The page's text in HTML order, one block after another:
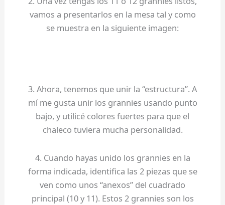
vamos a presentarlos en la mesa tal y como
se muestra en la siguiente imagen:
3. Ahora, tenemos que unir la “estructura”. A
mí me gusta unir los grannies usando punto
bajo, y utilicé colores fuertes para que el
chaleco tuviera mucha personalidad.
4. Cuando hayas unido los grannies en la
forma indicada, identifica las 2 piezas que se
ven como unos “anexos” del cuadrado
principal (10 y 11). Estos 2 grannies son los